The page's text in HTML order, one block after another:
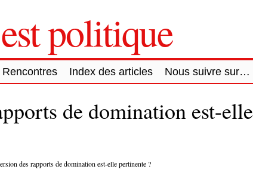
politique
Rencontres Index des articles Nous suivre sur…
de domination est-elle
des rapports de domination est-elle pertinente ?